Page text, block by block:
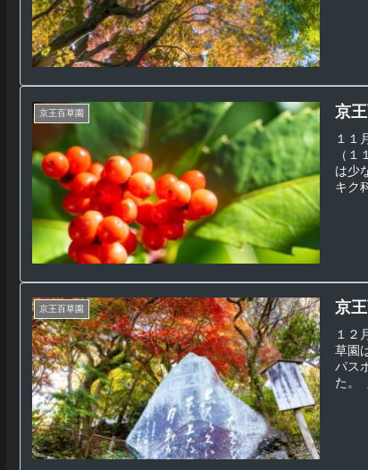
京王百草園 京
１１
（
は少
キク
京王百草園 京
１２
草園
パス
た。